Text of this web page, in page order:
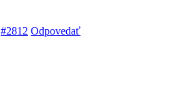
#2812 Odpovedať